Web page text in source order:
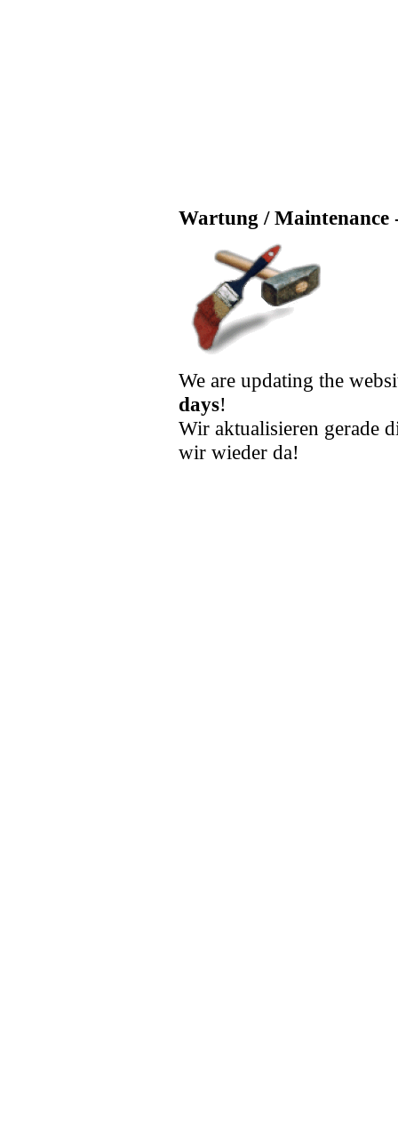
Wartung / Maintenance
We are updating the
days!
Wir aktualisieren gerade
wir wieder da!